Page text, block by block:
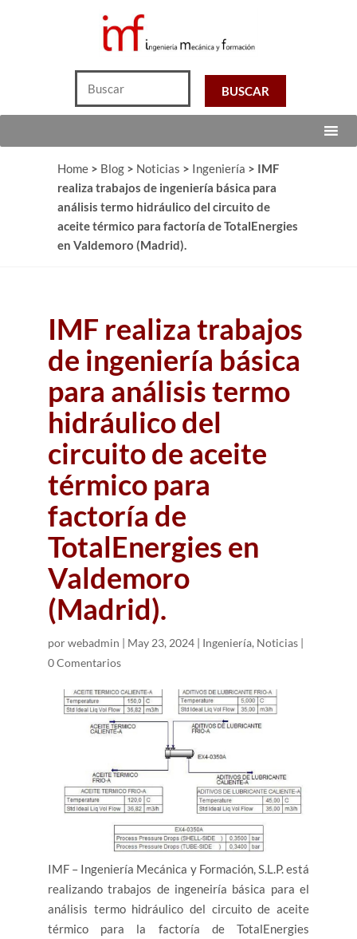
Home> Blog> Noticias > Ingeniería > IMF
realiza trabajos de ingeniería básica para
análisis termo hidráulico del circuito de
aceite térmico para factoría de TotalEnergies
en Valdemoro (Madrid).
IMF realiza trabajos
de ingeniería básica
para análisis termo
hidráulico del
circuito de aceite
térmico para
factoría de
TotalEnergies en
Valdemoro
(Madrid).
porwebadmin | May 23, 2024| Ingeniería, Noticias|
0 Comentarios
IMF – Ingeniería Mecánica y Formación, S.L.P. está
realizando trabajos de ingeneiría básica para el
análisis termo hidráulico del circuito de aceite
térmico para la factoría de TotalEnergies